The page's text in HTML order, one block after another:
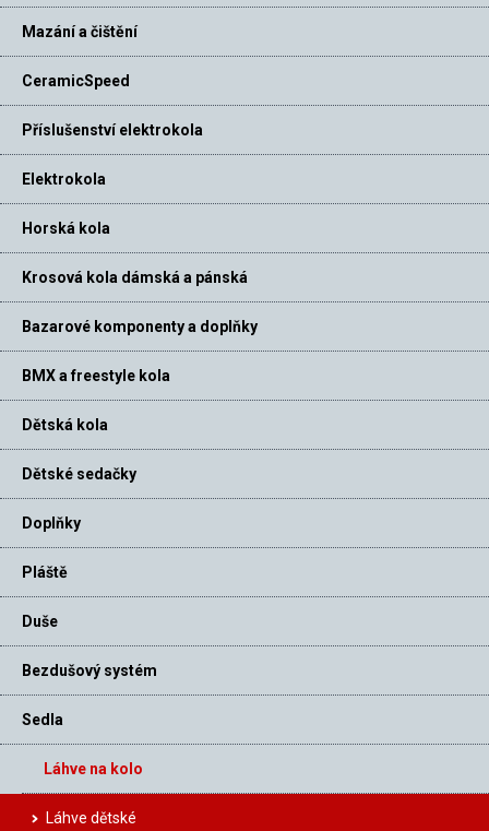
Mazání a čištění
CeramicSpeed
Příslušenství elektrokola
Elektrokola
Horská kola
Krosová kola dámská a pánská
Bazarové komponenty a doplňky
BMX a freestyle kola
Dětská kola
Dětské sedačky
Doplňky
Pláště
Duše
Bezdušový systém
Sedla
Láhve na kolo
Láhve dětské